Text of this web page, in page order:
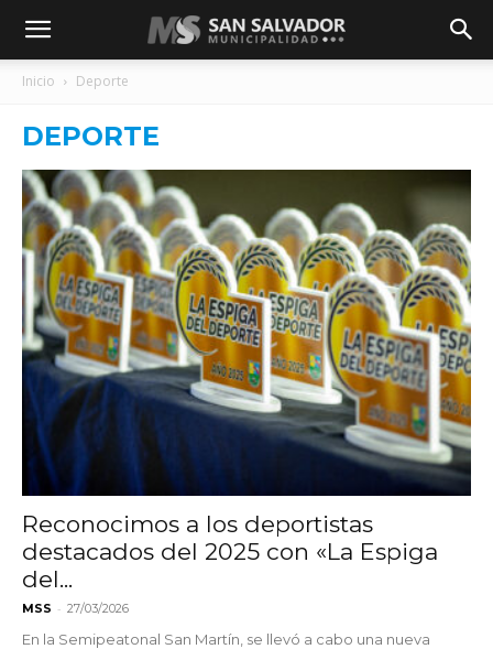
Inicio Deporte
DEPORTE
Reconocimos a los deportistas
destacados del 2025 con «La Espiga
del...
MSS - 27/03/2026
En la Semipeatonal San Martín, se llevó a cabo una nueva